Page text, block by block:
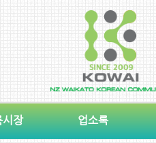
장 업소록